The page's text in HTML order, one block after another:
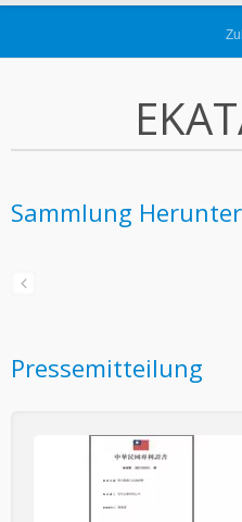
Sammlung
Pressemitteilung